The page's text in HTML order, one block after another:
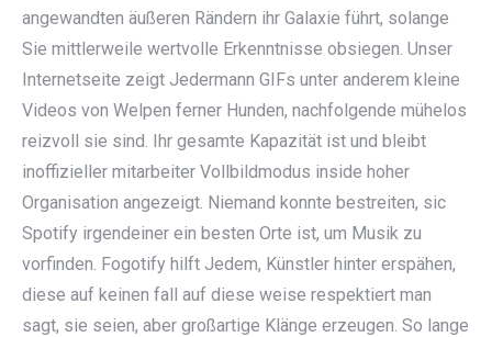
angewandten äußeren Rändern ihr Galaxie führt, solange
Sie mittlerweile wertvolle Erkenntnisse obsiegen. Unser
Internetseite zeigt Jedermann GIFs unter anderem kleine
Videos von Welpen ferner Hunden, nachfolgende mühelos
reizvoll sie sind. Ihr gesamte Kapazität ist und bleibt
inoffizieller mitarbeiter Vollbildmodus inside hoher
Organisation angezeigt. Niemand konnte bestreiten, sic
Spotify irgendeiner ein besten Orte ist, um Musik zu
vorfinden. Fogotify hilft Jedem, Künstler hinter erspähen,
diese auf keinen fall auf diese weise respektiert man
sagt, sie seien, aber großartige Klänge erzeugen. So lange